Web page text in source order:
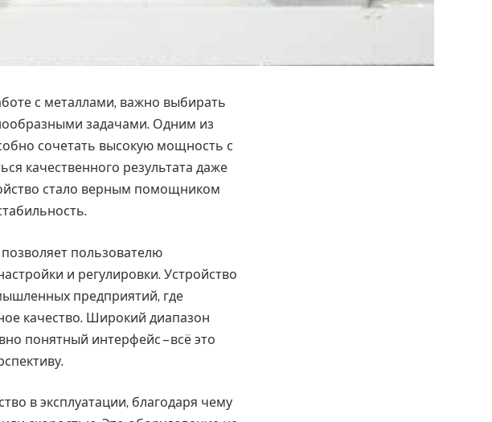
с металлами, важно выбирать
задачами. Одним из
сочетать высокую мощность с
качественного результата даже
стало верным помощником
пользователю
и регулировки. Устройство
предприятий, где
качество. Широкий диапазон
понятный интерфейс – всё это
в эксплуатации, благодаря чему